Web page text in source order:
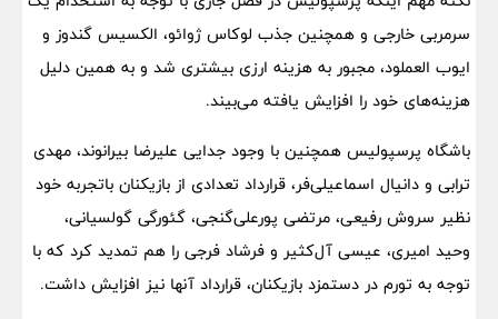
سرمربی خارجی و همچنین جذب لوکاس ژوائو، الکسیس گندوز و
ایوب العملود، مجبور به هزینه ارزی بیشتری شد و به همین دلیل
هزینه‌های خود را افزایش یافته می‌بیند.
باشگاه پرسپولیس همچنین با وجود جدایی علیرضا بیرانوند، مهدی
ترابی و دانیال اسماعیلی‌فر، قرارداد تعدادی از بازیکنان باتجربه خود
نظیر سروش رفیعی، مرتضی پورعلی‌گنجی، گئورگی گولسیانی،
وحید امیری، عیسی آل‌کثیر و فرشاد فرجی را هم تمدید کرد که با
توجه به تورم در دستمزد بازیکنان، قرارداد آنها نیز افزایش داشت.